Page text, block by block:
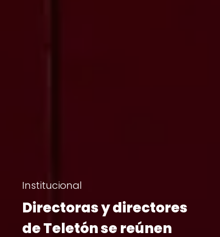
Institucional
Directoras y directores
de Teletón se reúnen